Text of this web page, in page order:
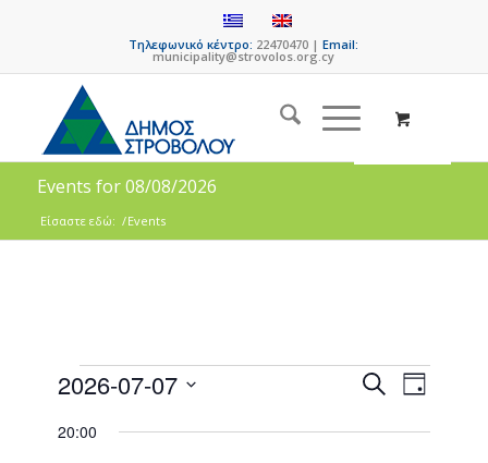
Τηλεφωνικό κέντρο: 22470470 |Email:
municipality@strovolos.org.cy
Events for 08/08/2026
Είσαστε εδώ: /Events
Events
SearchEvent
Views
Day
2026-07-07
date.
20:00